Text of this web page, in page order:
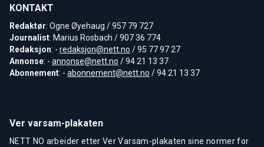
KONTAKT
Redaktør: Ogne Øyehaug / 957 79 727
Journalist: Marius Rosbach / 907 36 774
Redaksjon: - redaksjon@nett.no / 95 77 97 27
Annonse: - annonse@nett.no / 94 21 13 37
Abonnement: - abonnement@nett.no / 94 21 13 37
Ver varsam-plakaten
NETT NO arbeider etter Ver Varsam-plakaten sine normer for